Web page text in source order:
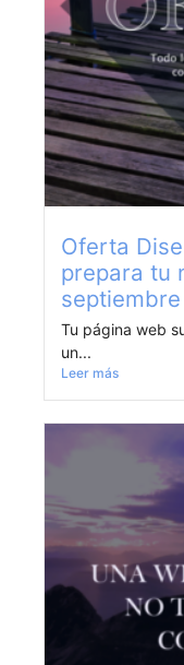
Oferta
prepara tu
septiembre
Tu página web
un...
Leer más